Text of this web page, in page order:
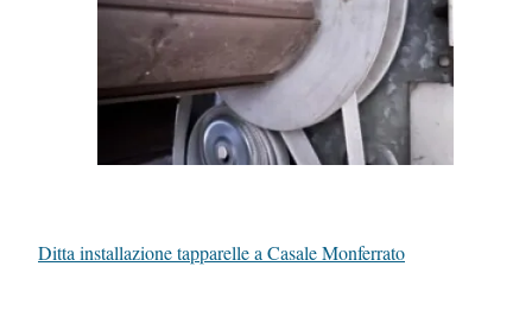
Ditta installazione tapparelle a Casale Monferrato